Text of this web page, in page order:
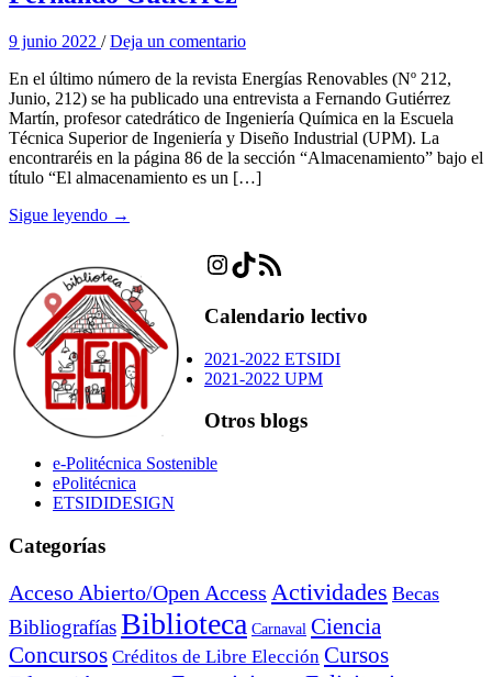
9 junio 2022 /Deja un comentario
En el último número de la revista Energías Renovables (Nº 212,
Junio, 212) se ha publicado una entrevista a Fernando Gutiérrez
Martín, profesor catedrático de Ingeniería Química en la Escuela
Técnica Superior de Ingeniería y Diseño Industrial (UPM). La
encontraréis en la página 86 de la sección “Almacenamiento” bajo el
título “El almacenamiento es un […]
Sigue leyendo →
Instagram
TikTok
Feed RSS
Calendario lectivo
2021-2022 ETSIDI
2021-2022 UPM
Otros blogs
e-Politécnica Sostenible
ePolitécnica
ETSIDIDESIGN
Categorías
Acceso Abierto/Open Access Actividades Becas
BibliografíasBiblioteca Carnaval Ciencia
Concursos Créditos de Libre Elección Cursos